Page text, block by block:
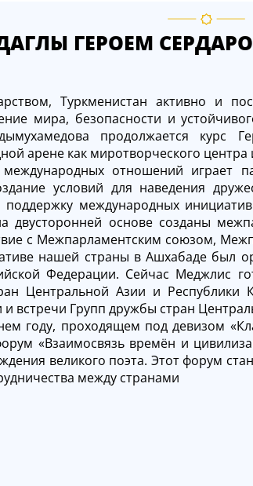
ГЕРОЕМ
Туркменистан активно и
мира, безопасности и
продолжается курс
арене как миротворческого
отношений играет
условий для наведения
международных
двусторонней основе созданы
с Межпарламентским союзом,
нашей страны в Ашхабаде был
Федерации. Сейчас Меджлис
Центральной Азии и
встречи Групп дружбы стран
году, проходящем под девизом
«Взаимосвязь времён и
великого поэта. Этот форум
между странами